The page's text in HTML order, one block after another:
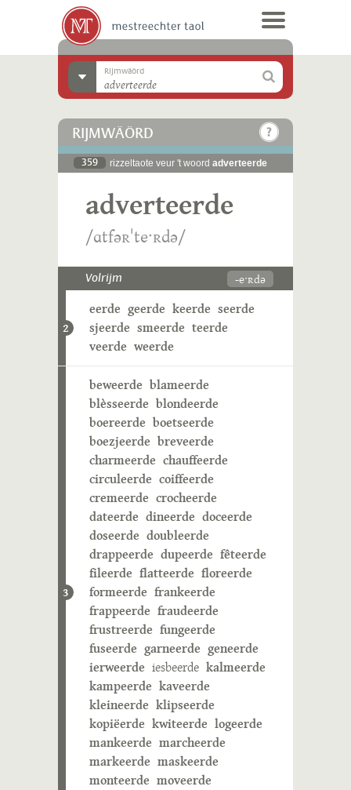
Rijmwäörd
RIJMWÄÖRD
359 rizzeltaote veur 't woord adverteerde
adverteerde
/ɑtfəʀˈteˑʀdə/
Volrijm -eˑʀdə
2
eerde geerde keerde seerde
sjeerde smeerde teerde
veerde weerde
3
beweerde blameerde
blèsseerde blondeerde
boereerde boetseerde
boezjeerde breveerde
charmeerde chauffeerde
circuleerde coiffeerde
cremeerde crocheerde
dateerde dineerde doceerde
doseerde doubleerde
drappeerde dupeerde fêteerde
fileerde flatteerde floreerde
formeerde frankeerde
frappeerde fraudeerde
frustreerde fungeerde
fuseerde garneerde geneerde
ierweerde iesbeerde kalmeerde
kampeerde kaveerde
kleineerde klipseerde
kopiëerde kwiteerde logeerde
mankeerde marcheerde
markeerde maskeerde
monteerde moveerde